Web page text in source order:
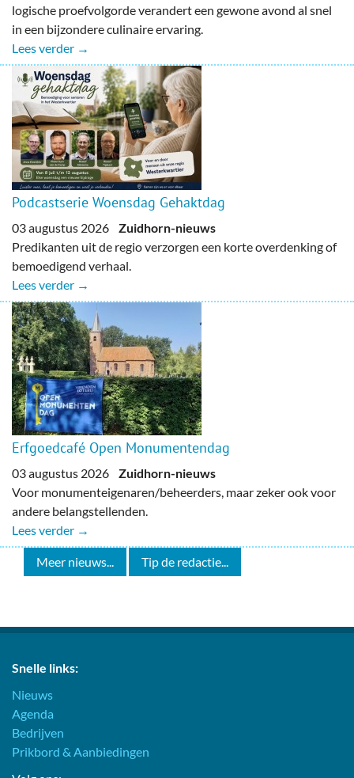
logische proefvolgorde verandert een gewone avond al snel
in een bijzondere culinaire ervaring.
Lees verder →
Podcastserie Woensdag Gehaktdag
03 augustus 2026 Zuidhorn-nieuws
Predikanten uit de regio verzorgen een korte overdenking of
bemoedigend verhaal.
Lees verder →
Erfgoedcafé Open Monumentendag
03 augustus 2026 Zuidhorn-nieuws
Voor monumenteigenaren/beheerders, maar zeker ook voor
andere belangstellenden.
Lees verder →
Meer nieuws... Tip de redactie...
Snelle links:
Nieuws
Agenda
Bedrijven
Prikbord & Aanbiedingen